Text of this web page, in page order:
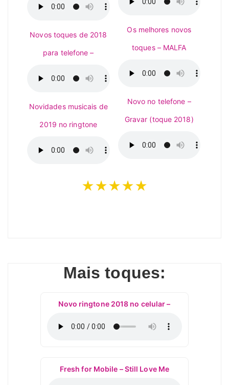
Novos toques de 2018
para telefone –
Novidades musicais de
2019 no ringtone
Os melhores novos
toques – MALFA
Novo no telefone –
Gravar (toque 2018)
★★★★★
Mais toques:
Novo ringtone 2018 no celular –
Fresh for Mobile – Still Love Me